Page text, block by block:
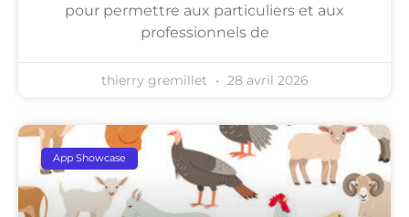
pour permettre aux particuliers et aux
professionnels de
thierry gremillet 28 avril 2026
App Showcase